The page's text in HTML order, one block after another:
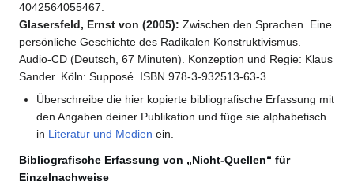
4042564055467.
Glasersfeld, Ernst von (2005): Zwischen den Sprachen. Eine
persönliche Geschichte des Radikalen Konstruktivismus.
Audio-CD (Deutsch, 67 Minuten). Konzeption und Regie: Klaus
Sander. Köln: Supposé. ISBN 978-3-932513-63-3.
Überschreibe die hier kopierte bibliografische Erfassung mit
den Angaben deiner Publikation und füge sie alphabetisch
in Literatur und Medien ein.
Bibliografische Erfassung von „Nicht-Quellen“ für
Einzelnachweise